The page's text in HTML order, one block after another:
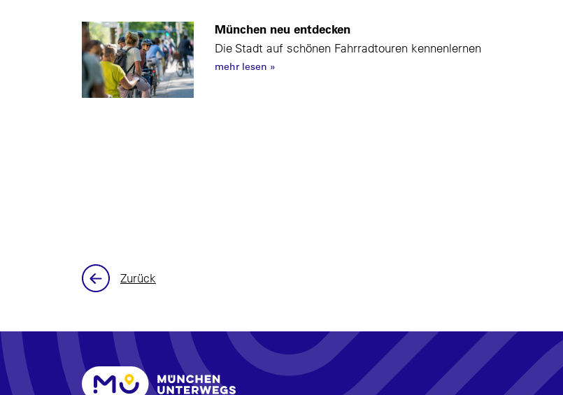
München neu entdecken
Die Stadt auf schönen Fahrradtouren kennenlernen
mehr lesen »
Zurück